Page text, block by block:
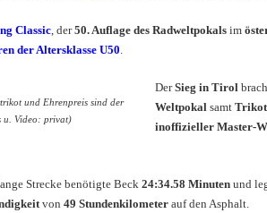
Classic, der50. Auflage des Radweltpokalsim
der Altersklasse U50.
und Ehrenpreis sind der
u. Video: privat)
DerSieg in Tirol
Weltpokalsamt Trikot
inoffizieller Master-
Strecke benötigte Beck 24:34.58 Minutenund
von 49 Stundenkilometerauf den Asphalt.